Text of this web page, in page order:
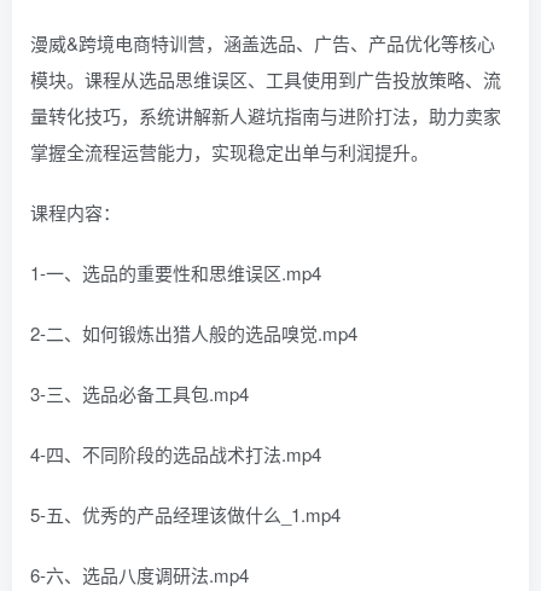
漫威&跨境电商特训营，涵盖选品、广告、产品优化等核心
模块。课程从选品思维误区、工具使用到广告投放策略、流
量转化技巧，系统讲解新人避坑指南与进阶打法，助力卖家
掌握全流程运营能力，实现稳定出单与利润提升。
课程内容：
1-一、选品的重要性和思维误区.mp4
2-二、如何锻炼出猎人般的选品嗅觉.mp4
3-三、选品必备工具包.mp4
4-四、不同阶段的选品战术打法.mp4
5-五、优秀的产品经理该做什么_1.mp4
6-六、选品八度调研法.mp4